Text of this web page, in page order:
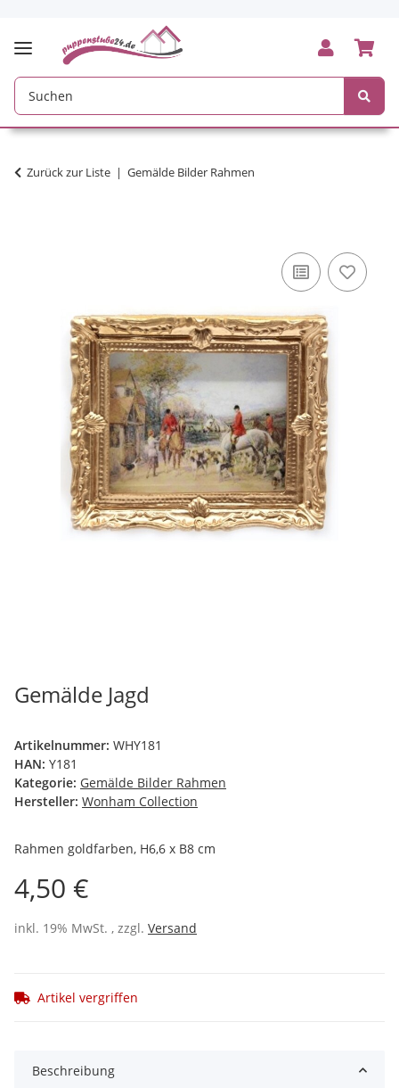
Zurück zur Liste Gemälde Bilder Rahmen
Gemälde Jagd
Artikelnummer: WHY181
HAN: Y181
Kategorie: Gemälde Bilder Rahmen
Hersteller: Wonham Collection
Rahmen goldfarben, H6,6 x B8 cm
4,50 €
inkl. 19% MwSt. , zzgl. Versand
Artikel vergriffen
Beschreibung